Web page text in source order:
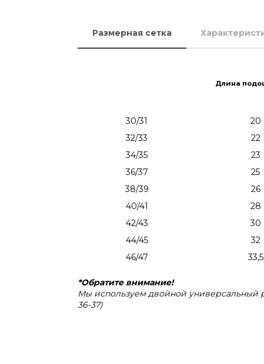
Размерная сетка
Длина
30/31 20
32/33
22
34/35
23
36/37
25
38/39
26
40/41
28
42/43
30
44/45
32
46/47
33,5
*Обратите внимание!
Мы используем двойной универсальный
36-37)